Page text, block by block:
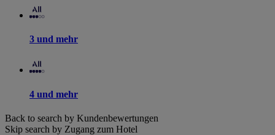
3 und mehr
4 und mehr
Back to search by Kundenbewertungen
Skip search by Zugang zum Hotel